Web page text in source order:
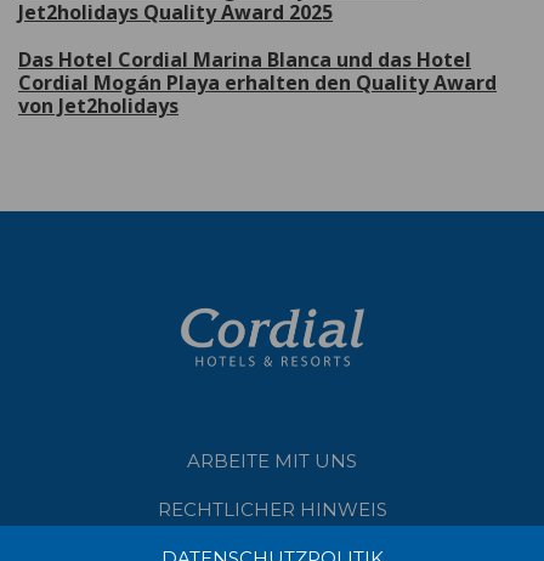
Jet2holidays Quality Award 2025
Das Hotel Cordial Marina Blanca und das Hotel
Cordial Mogán Playa erhalten den Quality Award
von Jet2holidays
ARBEITE MIT UNS
RECHTLICHER HINWEIS